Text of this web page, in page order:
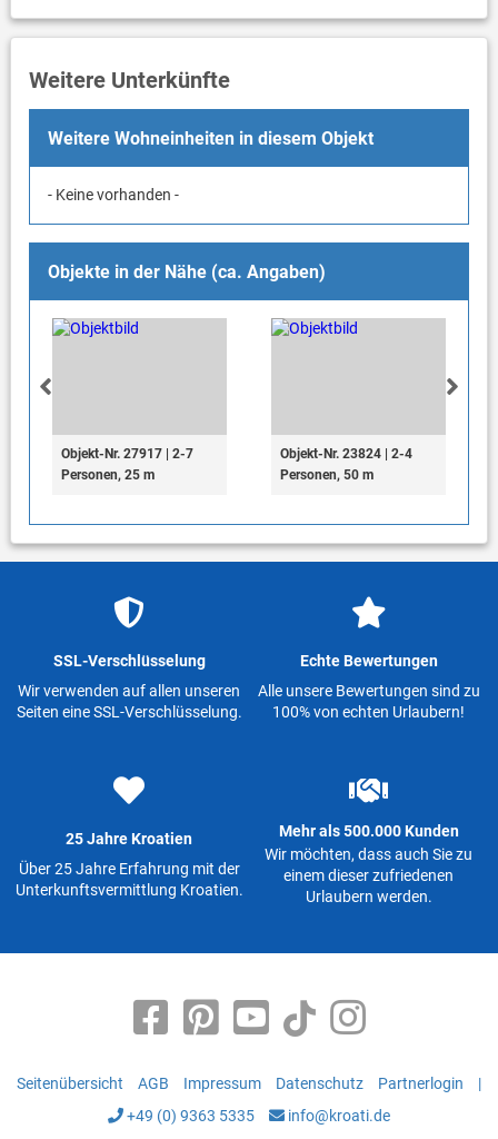
Weitere Unterkünfte
Weitere Wohneinheiten in diesem Objekt
- Keine vorhanden -
Objekte in der Nähe (ca. Angaben)
Objekt-Nr. 27917 | 2-7
Personen, 25 m
Objekt-Nr. 23824 | 2-4
Personen, 50 m
SSL-Verschlüsselung
Wir verwenden auf allen unseren
Seiten eine SSL-Verschlüsselung.
Echte Bewertungen
Alle unsere Bewertungen sind zu
100% von echten Urlaubern!
25 Jahre Kroatien
Über 25 Jahre Erfahrung mit der
Unterkunftsvermittlung Kroatien.
Mehr als 500.000 Kunden
Wir möchten, dass auch Sie zu
einem dieser zufriedenen
Urlaubern werden.
Seitenübersicht AGB Impressum Datenschutz Partnerlogin
|
+49 (0) 9363 5335
info@kroati.de